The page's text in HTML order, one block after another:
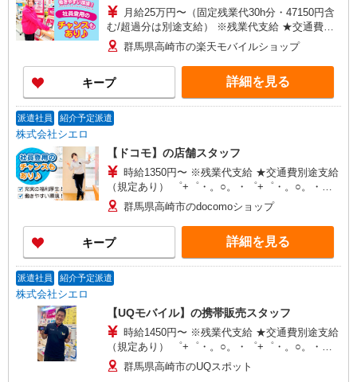
月給25万円〜（固定残業代30h分・47150円含
む/超過分は別途支給） ※残業代支給 ★交通費別
途支給（規定あり） ゜+゜・。○。・゜+゜・。
○。・゜+゜ 入社祝い金10万円支給(規定有) お友達
を紹介頂くと, インセンティブ支給(規定有) ゜・。
○。・゜+゜・。○。・゜+゜
群馬県高崎市の楽天モバイルショップ
キープ 詳細を見る
派遣社員 紹介予定派遣
株式会社シエロ
【ドコモ】の店舗スタッフ
時給1350円〜 ※残業代支給 ★交通費別途支給
（規定あり） ゜+゜・。○。・゜+゜・。○。・゜
+゜ 入社祝い金10万円支給(規定有) お友達を紹介
頂くと, インセンティブ支給(規定有) ★月2回払
い・週払い可能（規程有）★ ゜・。○。・゜
+゜・。○。・゜+゜
群馬県高崎市のdocomoショップ
キープ 詳細を見る
派遣社員 紹介予定派遣
株式会社シエロ
【UQモバイル】の携帯販売スタッフ
時給1450円〜 ※残業代支給 ★交通費別途支給
（規定あり） ゜+゜・。○。・゜+゜・。○。・゜
+゜ 入社祝い金10万円支給(規定有) お友達を紹介
頂くと, インセンティブ支給(規定有) ★月2回払
群馬県高崎市のUQスポット